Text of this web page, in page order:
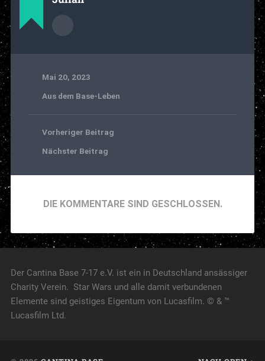
Mai 20, 2023
Aus dem Base-Leben
Vorheriger Beitrag
Nächster Beitrag
DIE KOMMENTARE SIND GESCHLOSSEN.
Der Cantina Base 7-17 e.V. ist ein in Deutschland ansässiger
Charity Verein. Star Wars und alle damit verbundenen
Elemente sind geistiges Eigentum von Lucasfilm. © & ™
Lucasfilm Ltd.